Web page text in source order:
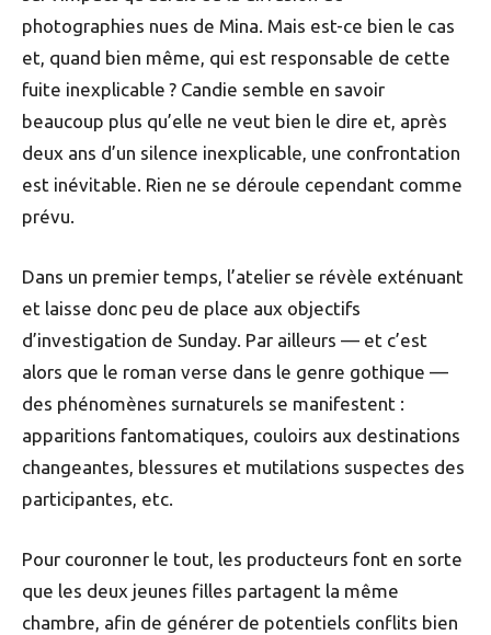
photographies nues de Mina. Mais est-ce bien le cas
et, quand bien même, qui est responsable de cette
fuite inexplicable ? Candie semble en savoir
beaucoup plus qu’elle ne veut bien le dire et, après
deux ans d’un silence inexplicable, une confrontation
est inévitable. Rien ne se déroule cependant comme
prévu.
Dans un premier temps, l’atelier se révèle exténuant
et laisse donc peu de place aux objectifs
d’investigation de Sunday. Par ailleurs — et c’est
alors que le roman verse dans le genre gothique —
des phénomènes surnaturels se manifestent :
apparitions fantomatiques, couloirs aux destinations
changeantes, blessures et mutilations suspectes des
participantes, etc.
Pour couronner le tout, les producteurs font en sorte
que les deux jeunes filles partagent la même
chambre, afin de générer de potentiels conflits bien